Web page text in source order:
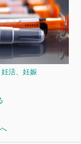
活、妊娠